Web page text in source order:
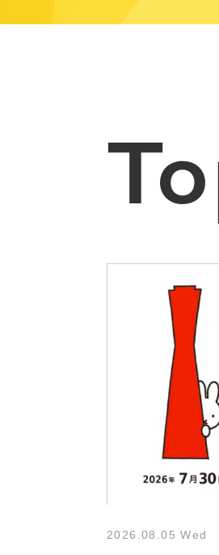
2026.08.05 Wed